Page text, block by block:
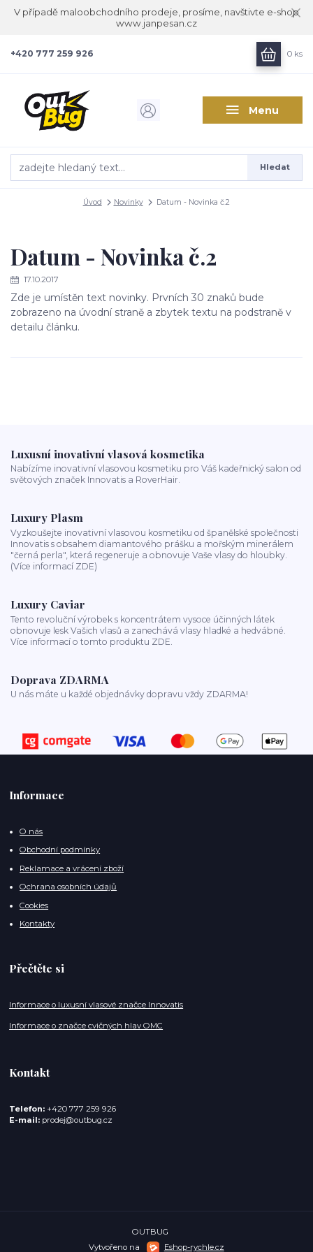
V případě maloobchodního prodeje, prosíme, navštivte e-shop
www.janpesan.cz
Menu
Hledat
+420 777 259 926 0 ks
Úvod Novinky Datum - Novinka č.2
Datum - Novinka č.2
17.10.2017
Zde je umístěn text novinky. Prvních 30 znaků bude
zobrazeno na úvodní straně a zbytek textu na podstraně v
detailu článku.
Luxusní inovativní vlasová kosmetika
Nabízíme inovativní vlasovou kosmetiku pro Váš kadeřnický salon od
světových značek Innovatis a RoverHair.
Luxury Plasm
Vyzkoušejte inovativní vlasovou kosmetiku od španělské společnosti
Innovatis s obsahem diamantového prášku a mořským minerálem
"černá perla", která regeneruje a obnovuje Vaše vlasy do hloubky.
(Více informací ZDE)
Luxury Caviar
Tento revoluční výrobek s koncentrátem vysoce účinných látek
obnovuje lesk Vašich vlasů a zanechává vlasy hladké a hedvábné.
Více informací o tomto produktu ZDE.
Doprava ZDARMA
U nás máte u každé objednávky dopravu vždy ZDARMA!
Informace
O nás
Obchodní podmínky
Reklamace a vrácení zboží
Ochrana osobních údajů
Cookies
Kontakty
Přečtěte si
Informace o luxusní vlasové značce Innovatis
Informace o značce cvičných hlav OMC
Kontakt
Telefon: +420 777 259 926
E-mail: prodej@outbug.cz
OUTBUG
Vytvořeno na
Eshop-rychle.cz